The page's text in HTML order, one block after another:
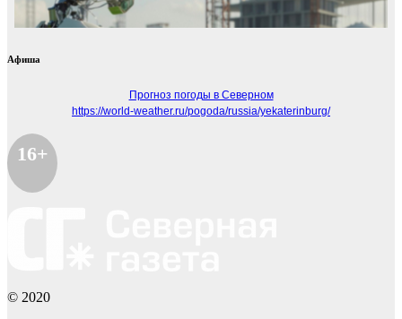
Афиша
Прогноз погоды в Северном
https://world-weather.ru/pogoda/russia/yekaterinburg/
16+
© 2020